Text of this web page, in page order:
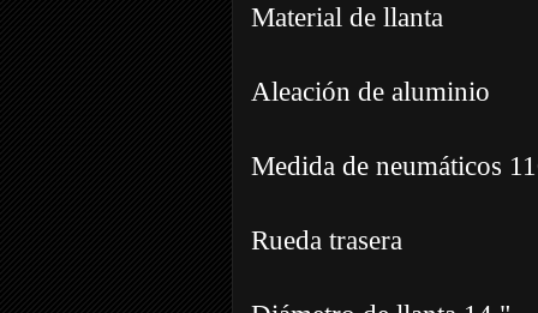
Material de llanta
Aleación de aluminio
Medida de neumáticos
Rueda trasera